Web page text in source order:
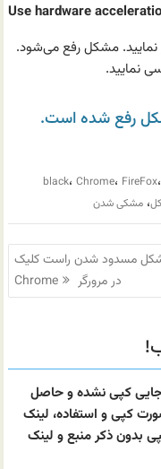
Use hardware
نمایید. مشکل رفع می‌شود.
نمایید.
رفع شده است.
black، Chrome، FireFox،
،مشکی شدن
مسدود شدن راست کلیک
در مرورگر Chrome
جایی کپی نشده و حاصل
کپی و استفاده، لینک
بدون ذکر منبع و لینک